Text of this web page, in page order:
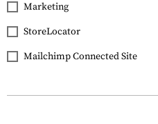
Marketing
StoreLocator
Mailchimp Connected Site